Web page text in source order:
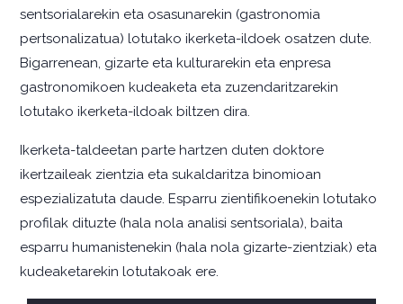
sentsorialarekin eta osasunarekin (gastronomia
pertsonalizatua) lotutako ikerketa-ildoek osatzen dute.
Bigarrenean, gizarte eta kulturarekin eta enpresa
gastronomikoen kudeaketa eta zuzendaritzarekin
lotutako ikerketa-ildoak biltzen dira.
Ikerketa-taldeetan parte hartzen duten doktore
ikertzaileak zientzia eta sukaldaritza binomioan
espezializatuta daude. Esparru zientifikoenekin lotutako
profilak dituzte (hala nola analisi sentsoriala), baita
esparru humanistenekin (hala nola gizarte-zientziak) eta
kudeaketarekin lotutakoak ere.